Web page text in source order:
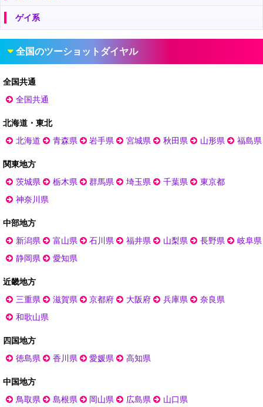
ゲイ系
全国のツーショットダイヤル
全国共通
全国共通
北海道・東北
北海道
青森県 岩手県 宮城県 秋田県 山形県 福島県
関東地方
茨城県
栃木県 群馬県 埼玉県 千葉県
東京都
神奈川県
中部地方
新潟県
富山県 石川県 福井県 山梨県 長野県
岐阜県
静岡県
愛知県
近畿地方
三重県
滋賀県 京都府 大阪府 兵庫県
奈良県
和歌山県
四国地方
徳島県
香川県 愛媛県 高知県
中国地方
鳥取県
島根県 岡山県 広島県 山口県